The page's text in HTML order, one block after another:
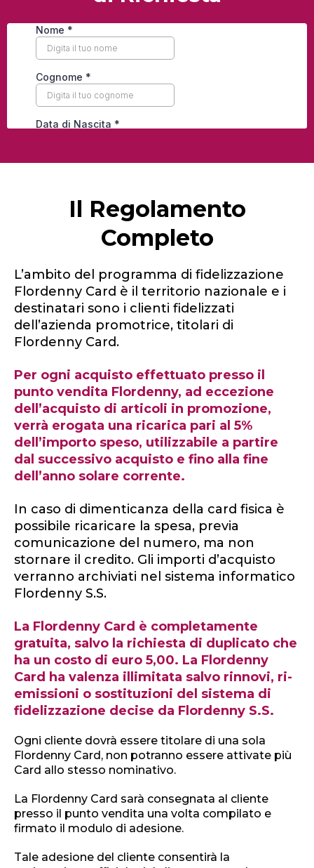
Il Regolamento
Completo
L’ambito del programma di fidelizzazione
Flordenny Card è il territorio nazionale e i
destinatari sono i clienti fidelizzati
dell’azienda promotrice, titolari di
Flordenny Card.
Per ogni acquisto effettuato presso il
punto vendita Flordenny, ad eccezione
dell’acquisto di articoli in promozione,
verrà erogata una ricarica pari al 5%
dell’importo speso, utilizzabile a partire
dal successivo acquisto e fino alla fine
dell’anno solare corrente.
In caso di dimenticanza della card fisica è
possibile ricaricare la spesa, previa
comunicazione del numero, ma non
stornare il credito. Gli importi d’acquisto
verranno archiviati nel sistema informatico
Flordenny S.S.
La Flordenny Card è completamente
gratuita, salvo la richiesta di duplicato che
ha un costo di euro 5,00. La Flordenny
Card ha valenza illimitata salvo rinnovi, ri-
emissioni o sostituzioni del sistema di
fidelizzazione decise da Flordenny S.S.
Ogni cliente dovrà essere titolare di una sola
Flordenny Card, non potranno essere attivate più
Card allo stesso nominativo.
La Flordenny Card sarà consegnata al cliente
presso il punto vendita una volta compilato e
firmato il modulo di adesione.
Tale adesione del cliente consentirà la